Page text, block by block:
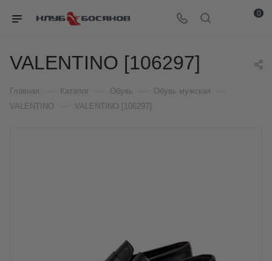
0
VALENTINO [106297]
Главная Каталог Обувь Обувь мужская
VALENTINO VALENTINO [106297]